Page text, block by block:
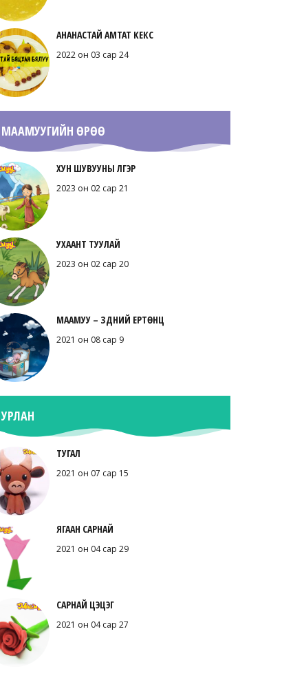
АНАНАСТАЙ АМТАТ КЕКС
2022 он 03 сар 24
МААМУУГИЙН ӨРӨӨ
ХУН ШУВУУНЫ ҮЛГЭР
2023 он 02 сар 21
УХААНТ ТУУЛАЙ
2023 он 02 сар 20
МААМУУ – ЗҮҮДНИЙ ЕРТӨНЦ
2021 он 08 сар 9
УРЛАН
ТУГАЛ
2021 он 07 сар 15
ЯГААН САРНАЙ
2021 он 04 сар 29
САРНАЙ ЦЭЦЭГ
2021 он 04 сар 27